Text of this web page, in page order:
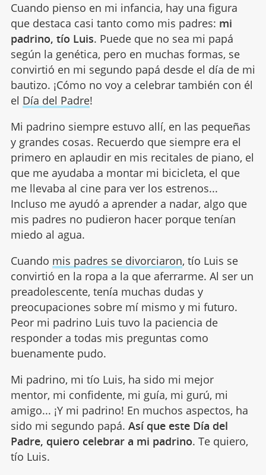
Cuando pienso en mi infancia, hay una figura
que destaca casi tanto como mis padres: mi
padrino, tío Luis. Puede que no sea mi papá
según la genética, pero en muchas formas, se
convirtió en mi segundo papá desde el día de mi
bautizo. ¡Cómo no voy a celebrar también con él
el Día del Padre!
Mi padrino siempre estuvo allí, en las pequeñas
y grandes cosas. Recuerdo que siempre era el
primero en aplaudir en mis recitales de piano, el
que me ayudaba a montar mi bicicleta, el que
me llevaba al cine para ver los estrenos...
Incluso me ayudó a aprender a nadar, algo que
mis padres no pudieron hacer porque tenían
miedo al agua.
Cuando mis padres se divorciaron, tío Luis se
convirtió en la ropa a la que aferrarme. Al ser un
preadolescente, tenía muchas dudas y
preocupaciones sobre mí mismo y mi futuro.
Peor mi padrino Luis tuvo la paciencia de
responder a todas mis preguntas como
buenamente pudo.
Mi padrino, mi tío Luis, ha sido mi mejor
mentor, mi confidente, mi guía, mi gurú, mi
amigo... ¡Y mi padrino! En muchos aspectos, ha
sido mi segundo papá. Así que este Día del
Padre, quiero celebrar a mi padrino. Te quiero,
tío Luis.